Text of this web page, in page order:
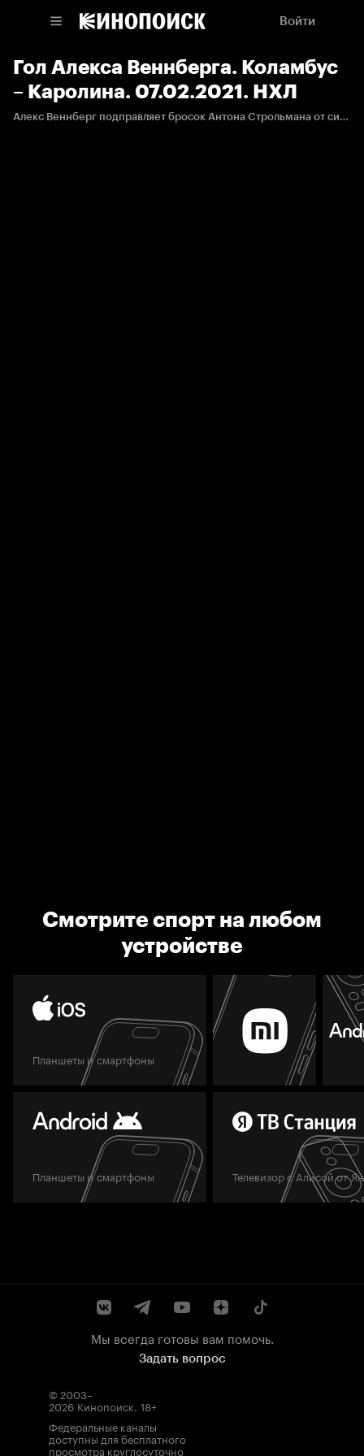
Войти
Гол Алекса Веннберга. Коламбус
– Каролина. 07.02.2021. НХЛ
Алекс Веннберг подправляет бросок Антона Строльмана от синей линии и сокращает отставание хозяев в счете
Смотрите спорт на любом
устройстве
Планшеты и смартфоны
Планшеты и смартфоны Телевизор с Алисой от
Мы всегда готовы вам помочь.
Задать вопрос
© 2003–
2026 Кинопоиск. 18+
Федеральные каналы
доступны для бесплатного
просмотра круглосуточно